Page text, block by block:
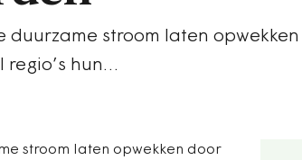
duurzame stroom laten
regio’s hun…
stroom laten opwekken door